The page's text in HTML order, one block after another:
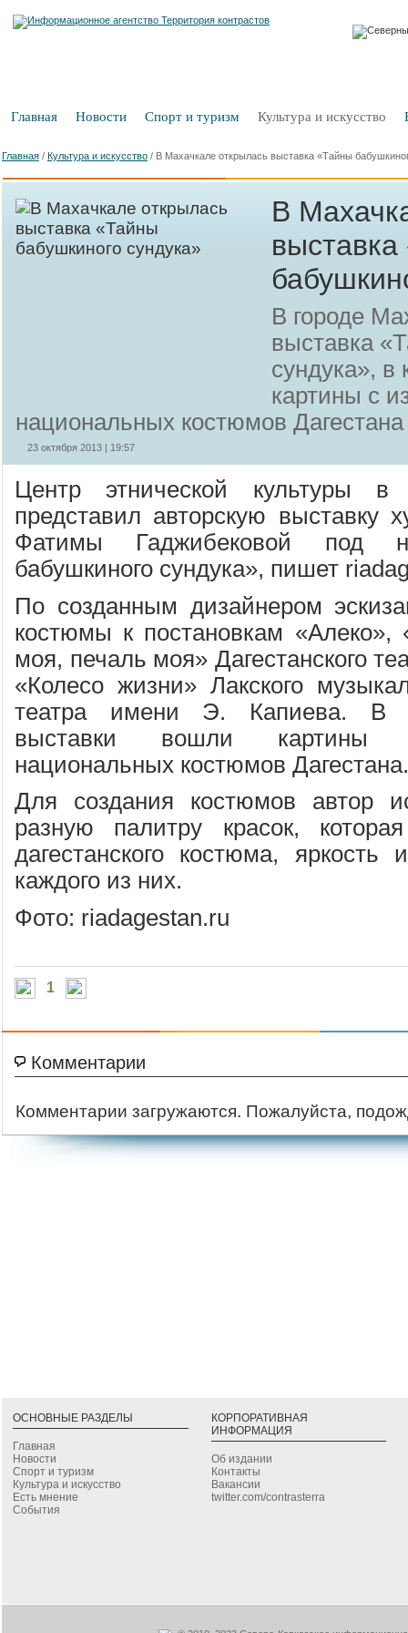
Главная Новости Спорт и туризм Культура и искусство
Главная / Культура и искусство / В Махачкале открылась выставка «Тайны
В
В городе
выставка
сундука»,
картины с
национальных костюмов Дагестана
23 октября 2013 | 19:57
Центр этнической культуры в
представил авторскую выставку
Фатимы Гаджибековой под
бабушкиного сундука», пишет
По созданным дизайнером
костюмы к постановкам «Алеко»,
моя, печаль моя» Дагестанского
«Колесо жизни» Лакского
театра имени Э. Капиева. В
выставки вошли картины
национальных костюмов Дагестана.
Для создания костюмов автор
разную палитру красок,
дагестанского костюма, яркость
каждого из них.
Фото: riadagestan.ru
1
Комментарии
Комментарии загружаются. Пожалуйста,
ОСНОВНЫЕ РАЗДЕЛЫ
Главная
Новости
Спорт и туризм
Культура и искусство
Есть мнение
События
КОРПОРАТИВНАЯ
ИНФОРМАЦИЯ
Об издании
Контакты
Вакансии
twitter.com/contrasterra